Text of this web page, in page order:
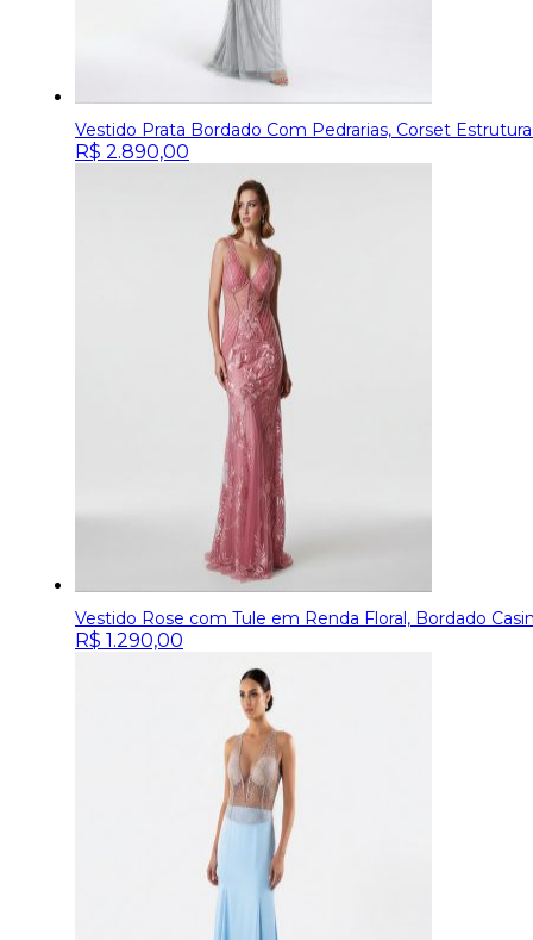
Vestido Prata Bordado Com Pedrarias, Corset
R$ 2.890,00
Vestido Rose com Tule em Renda Floral, Bordado
R$ 1.290,00